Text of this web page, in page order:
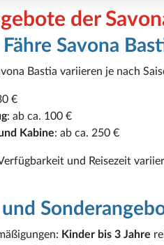
der
Savona
Bastia variieren je nach
€
: ab ca. 100 €
Kabine: ab ca. 250 €
und Reisezeit
Kinder bis 3 Jahre